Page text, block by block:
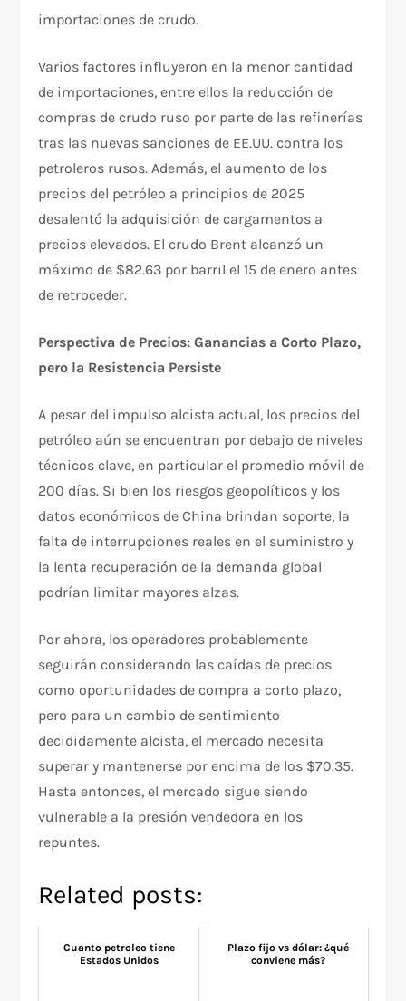
importaciones de crudo.
Varios factores influyeron en la menor cantidad
de importaciones, entre ellos la reducción de
compras de crudo ruso por parte de las refinerías
tras las nuevas sanciones de EE.UU. contra los
petroleros rusos. Además, el aumento de los
precios del petróleo a principios de 2025
desalentó la adquisición de cargamentos a
precios elevados. El crudo Brent alcanzó un
máximo de $82.63 por barril el 15 de enero antes
de retroceder.
Perspectiva de Precios: Ganancias a Corto Plazo,
pero la Resistencia Persiste
A pesar del impulso alcista actual, los precios del
petróleo aún se encuentran por debajo de niveles
técnicos clave, en particular el promedio móvil de
200 días. Si bien los riesgos geopolíticos y los
datos económicos de China brindan soporte, la
falta de interrupciones reales en el suministro y
la lenta recuperación de la demanda global
podrían limitar mayores alzas.
Por ahora, los operadores probablemente
seguirán considerando las caídas de precios
como oportunidades de compra a corto plazo,
pero para un cambio de sentimiento
decididamente alcista, el mercado necesita
superar y mantenerse por encima de los $70.35.
Hasta entonces, el mercado sigue siendo
vulnerable a la presión vendedora en los
repuntes.
Related posts:
Cuanto petroleo tiene
Estados Unidos
Plazo fijo vs dólar: ¿qué
conviene más?